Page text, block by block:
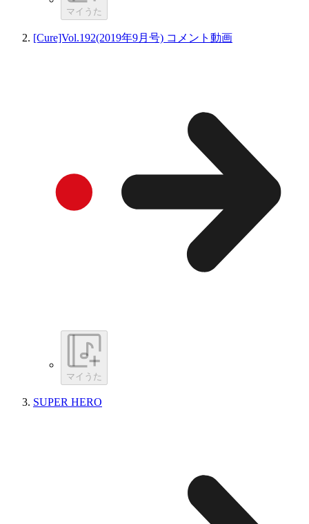
マイうた
[Cure]Vol.192(2019年9月号) コメント動画
マイうた
SUPER HERO